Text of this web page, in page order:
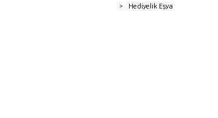
Hediyelik Eşya